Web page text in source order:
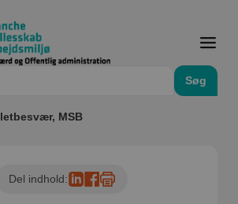
Søg
MSB
Del indhold: